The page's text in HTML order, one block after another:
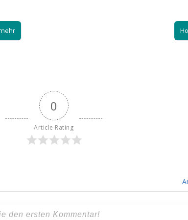
0
Article Rating